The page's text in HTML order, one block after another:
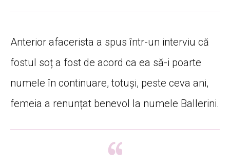
Anterior afacerista a spus într-un interviu că
fostul soț a fost de acord ca ea să-i poarte
numele în continuare, totuși, peste ceva ani,
femeia a renunțat benevol la numele Ballerini.